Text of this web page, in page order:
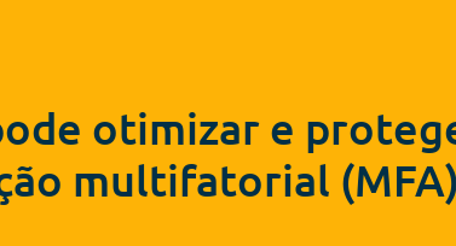
otimizar e
multifatorial (MFA)